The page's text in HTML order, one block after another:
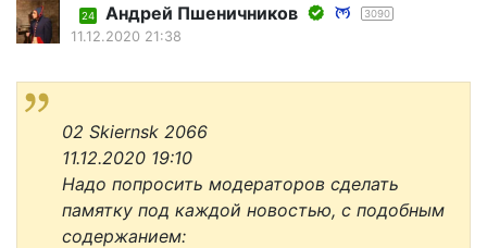
24 Андрей Пшеничников 3090
11.12.2020 21:38
02 Skiernsk 2066
11.12.2020 19:10
Надо попросить модераторов сделать
памятку под каждой новостью, с подобным
содержанием: